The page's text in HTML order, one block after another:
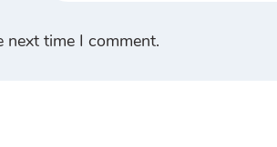
next time I comment.